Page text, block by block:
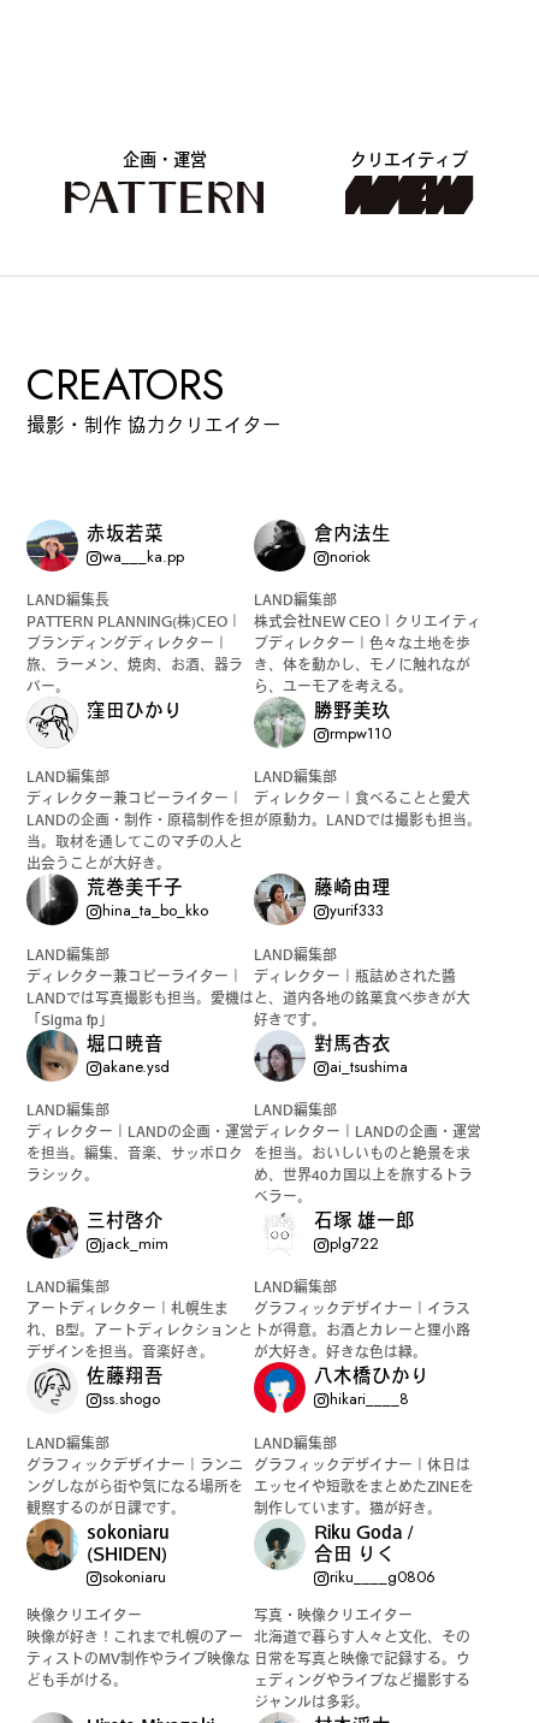
企画・運営 クリエイティブ
CREATORS
撮影・制作 協力クリエイター
赤坂若菜
wa___ka.pp
LAND編集長
PATTERN PLANNING(株)CEO｜
ブランディングディレクター｜
旅、ラーメン、焼肉、お酒、器ラ
バー。
倉内法生
noriok
LAND編集部
株式会社NEW CEO｜クリエイティ
ブディレクター｜色々な土地を歩
き、体を動かし、モノに触れなが
ら、ユーモアを考える。
窪田ひかり
LAND編集部
ディレクター兼コピーライター｜
LANDの企画・制作・原稿制作を担
当。取材を通してこのマチの人と
出会うことが大好き。
勝野美玖
rmpw110
LAND編集部
ディレクター｜食べることと愛犬
が原動力。LANDでは撮影も担当。
荒巻美千子
hina_ta_bo_kko
LAND編集部
ディレクター兼コピーライター｜
LANDでは写真撮影も担当。愛機は
「Sigma fp」
藤崎由理
yurif333
LAND編集部
ディレクター｜瓶詰めされた醬
と、道内各地の銘菓食べ歩きが大
好きです。
堀口暁音
akane.ysd
LAND編集部
ディレクター｜LANDの企画・運営
を担当。編集、音楽、サッポロク
ラシック。
對馬杏衣
ai_tsushima
LAND編集部
ディレクター｜LANDの企画・運営
を担当。おいしいものと絶景を求
め、世界40カ国以上を旅するトラ
ベラー。
三村啓介
jack_mim
LAND編集部
アートディレクター｜札幌生ま
れ、B型。アートディレクションと
デザインを担当。音楽好き。
石塚 雄一郎
plg722
LAND編集部
グラフィックデザイナー｜イラス
トが得意。お酒とカレーと狸小路
が大好き。好きな色は緑。
佐藤翔吾
ss.shogo
LAND編集部
グラフィックデザイナー｜ランニ
ングしながら街や気になる場所を
観察するのが日課です。
八木橋ひかり
hikari____8
LAND編集部
グラフィックデザイナー｜休日は
エッセイや短歌をまとめたZINEを
制作しています。猫が好き。
sokoniaru
(SHIDEN)
sokoniaru
映像クリエイター
映像が好き！これまで札幌のアー
ティストのMV制作やライブ映像な
ども手がける。
Riku Goda /
合田 りく
riku____g0806
写真・映像クリエイター
北海道で暮らす人々と文化、その
日常を写真と映像で記録する。ウ
ェディングやライブなど撮影する
ジャンルは多彩。